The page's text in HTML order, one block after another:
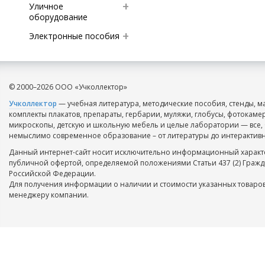
Уличное
оборудование
Электронные пособия
© 2000–2026 ООО «Учколлектор»
Учколлектор — учебная литература, методические пособия, стенды,
комплекты плакатов, препараты, гербарии, муляжи, глобусы,
микроскопы, детскую и школьную мебель и целые лаборатории — все,
немыслимо современное образование – от литературы до
Данный интернет-сайт носит исключительно информационный
публичной офертой, определяемой положениями Статьи 437 (2)
Российской Федерации.
Для получения информации о наличии и стоимости указанных
менеджеру компании.